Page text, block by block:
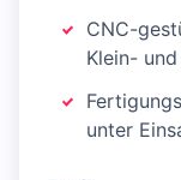
CNC-
Klein-
unter